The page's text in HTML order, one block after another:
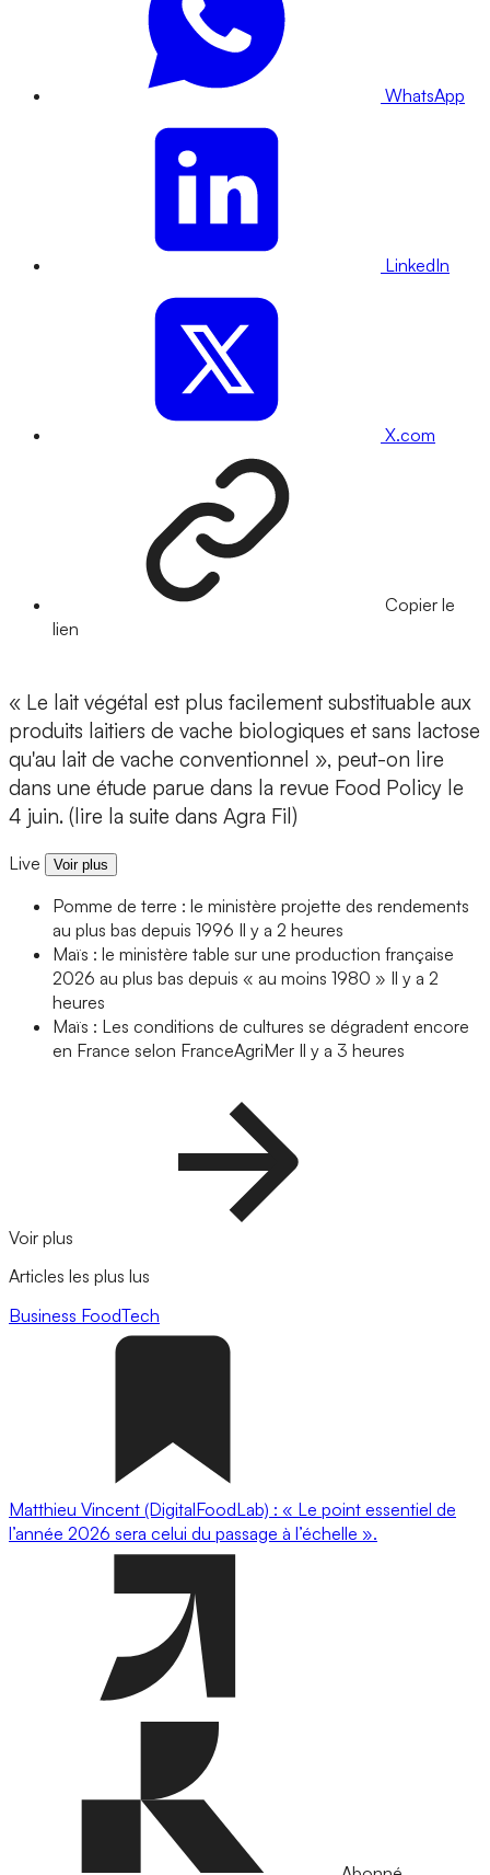
WhatsApp
LinkedIn
X.com
Copier le
lien
« Le lait végétal est plus facilement substituable aux
produits laitiers de vache biologiques et sans lactose
qu'au lait de vache conventionnel », peut-on lire
dans une étude parue dans la revue Food Policy le
4 juin. (lire la suite dans Agra Fil)
Live Voir plus
Pomme de terre : le ministère projette des rendements
au plus bas depuis 1996 Il y a 2 heures
Maïs : le ministère table sur une production française
2026 au plus bas depuis « au moins 1980 » Il y a 2
heures
Maïs : Les conditions de cultures se dégradent encore
en France selon FranceAgriMer Il y a 3 heures
Voir plus
Articles les plus lus
Business FoodTech
Matthieu Vincent (DigitalFoodLab) : « Le point essentiel de
l’année 2026 sera celui du passage à l’échelle ».